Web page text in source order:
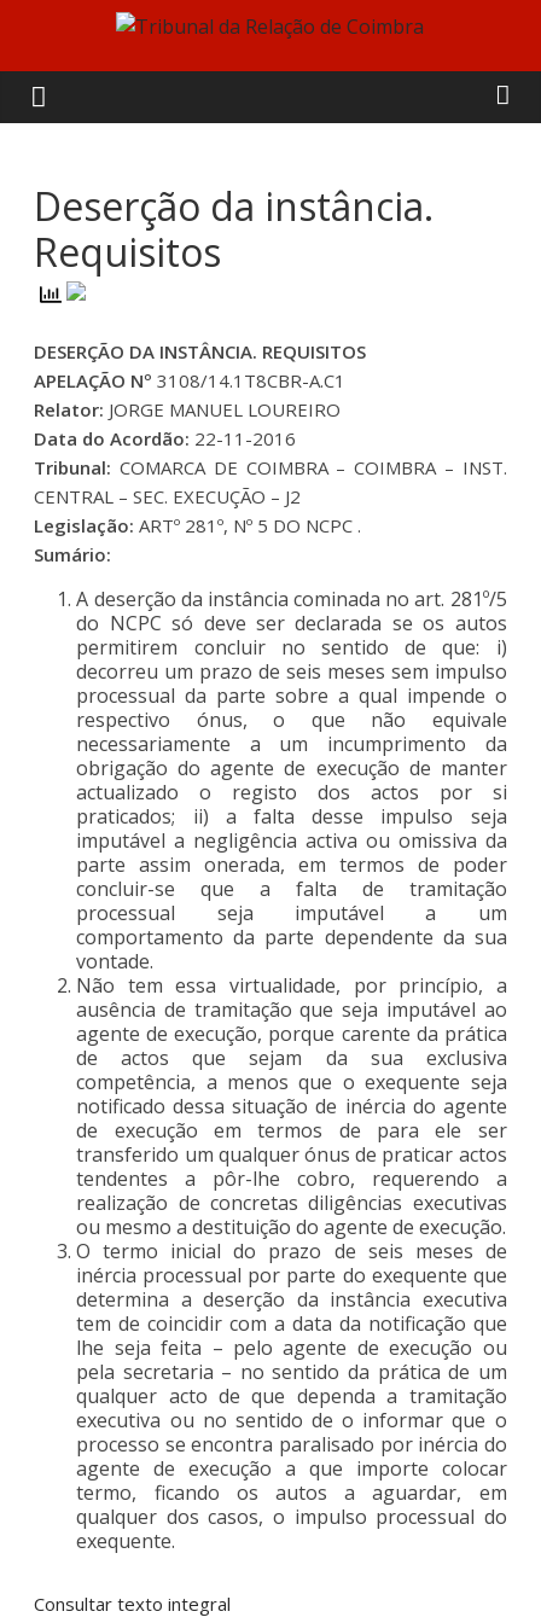
content
Tribunal
da
Relação
de
Coimbra
Deserção da instância.
Requisitos
DESERÇÃO DA INSTÂNCIA. REQUISITOS
APELAÇÃO Nº 3108/14.1T8CBR-A.C1
Relator: JORGE MANUEL LOUREIRO
Data do Acordão: 22-11-2016
Tribunal: COMARCA DE COIMBRA – COIMBRA – INST.
CENTRAL – SEC. EXECUÇÃO – J2
Legislação: ARTº 281º, Nº 5 DO NCPC .
Sumário:
A deserção da instância cominada no art. 281º/5
do NCPC só deve ser declarada se os autos
permitirem concluir no sentido de que: i)
decorreu um prazo de seis meses sem impulso
processual da parte sobre a qual impende o
respectivo ónus, o que não equivale
necessariamente a um incumprimento da
obrigação do agente de execução de manter
actualizado o registo dos actos por si
praticados; ii) a falta desse impulso seja
imputável a negligência activa ou omissiva da
parte assim onerada, em termos de poder
concluir-se que a falta de tramitação
processual seja imputável a um
comportamento da parte dependente da sua
vontade.
Não tem essa virtualidade, por princípio, a
ausência de tramitação que seja imputável ao
agente de execução, porque carente da prática
de actos que sejam da sua exclusiva
competência, a menos que o exequente seja
notificado dessa situação de inércia do agente
de execução em termos de para ele ser
transferido um qualquer ónus de praticar actos
tendentes a pôr-lhe cobro, requerendo a
realização de concretas diligências executivas
ou mesmo a destituição do agente de execução.
O termo inicial do prazo de seis meses de
inércia processual por parte do exequente que
determina a deserção da instância executiva
tem de coincidir com a data da notificação que
lhe seja feita – pelo agente de execução ou
pela secretaria – no sentido da prática de um
qualquer acto de que dependa a tramitação
executiva ou no sentido de o informar que o
processo se encontra paralisado por inércia do
agente de execução a que importe colocar
termo, ficando os autos a aguardar, em
qualquer dos casos, o impulso processual do
exequente.
Consultar texto integral